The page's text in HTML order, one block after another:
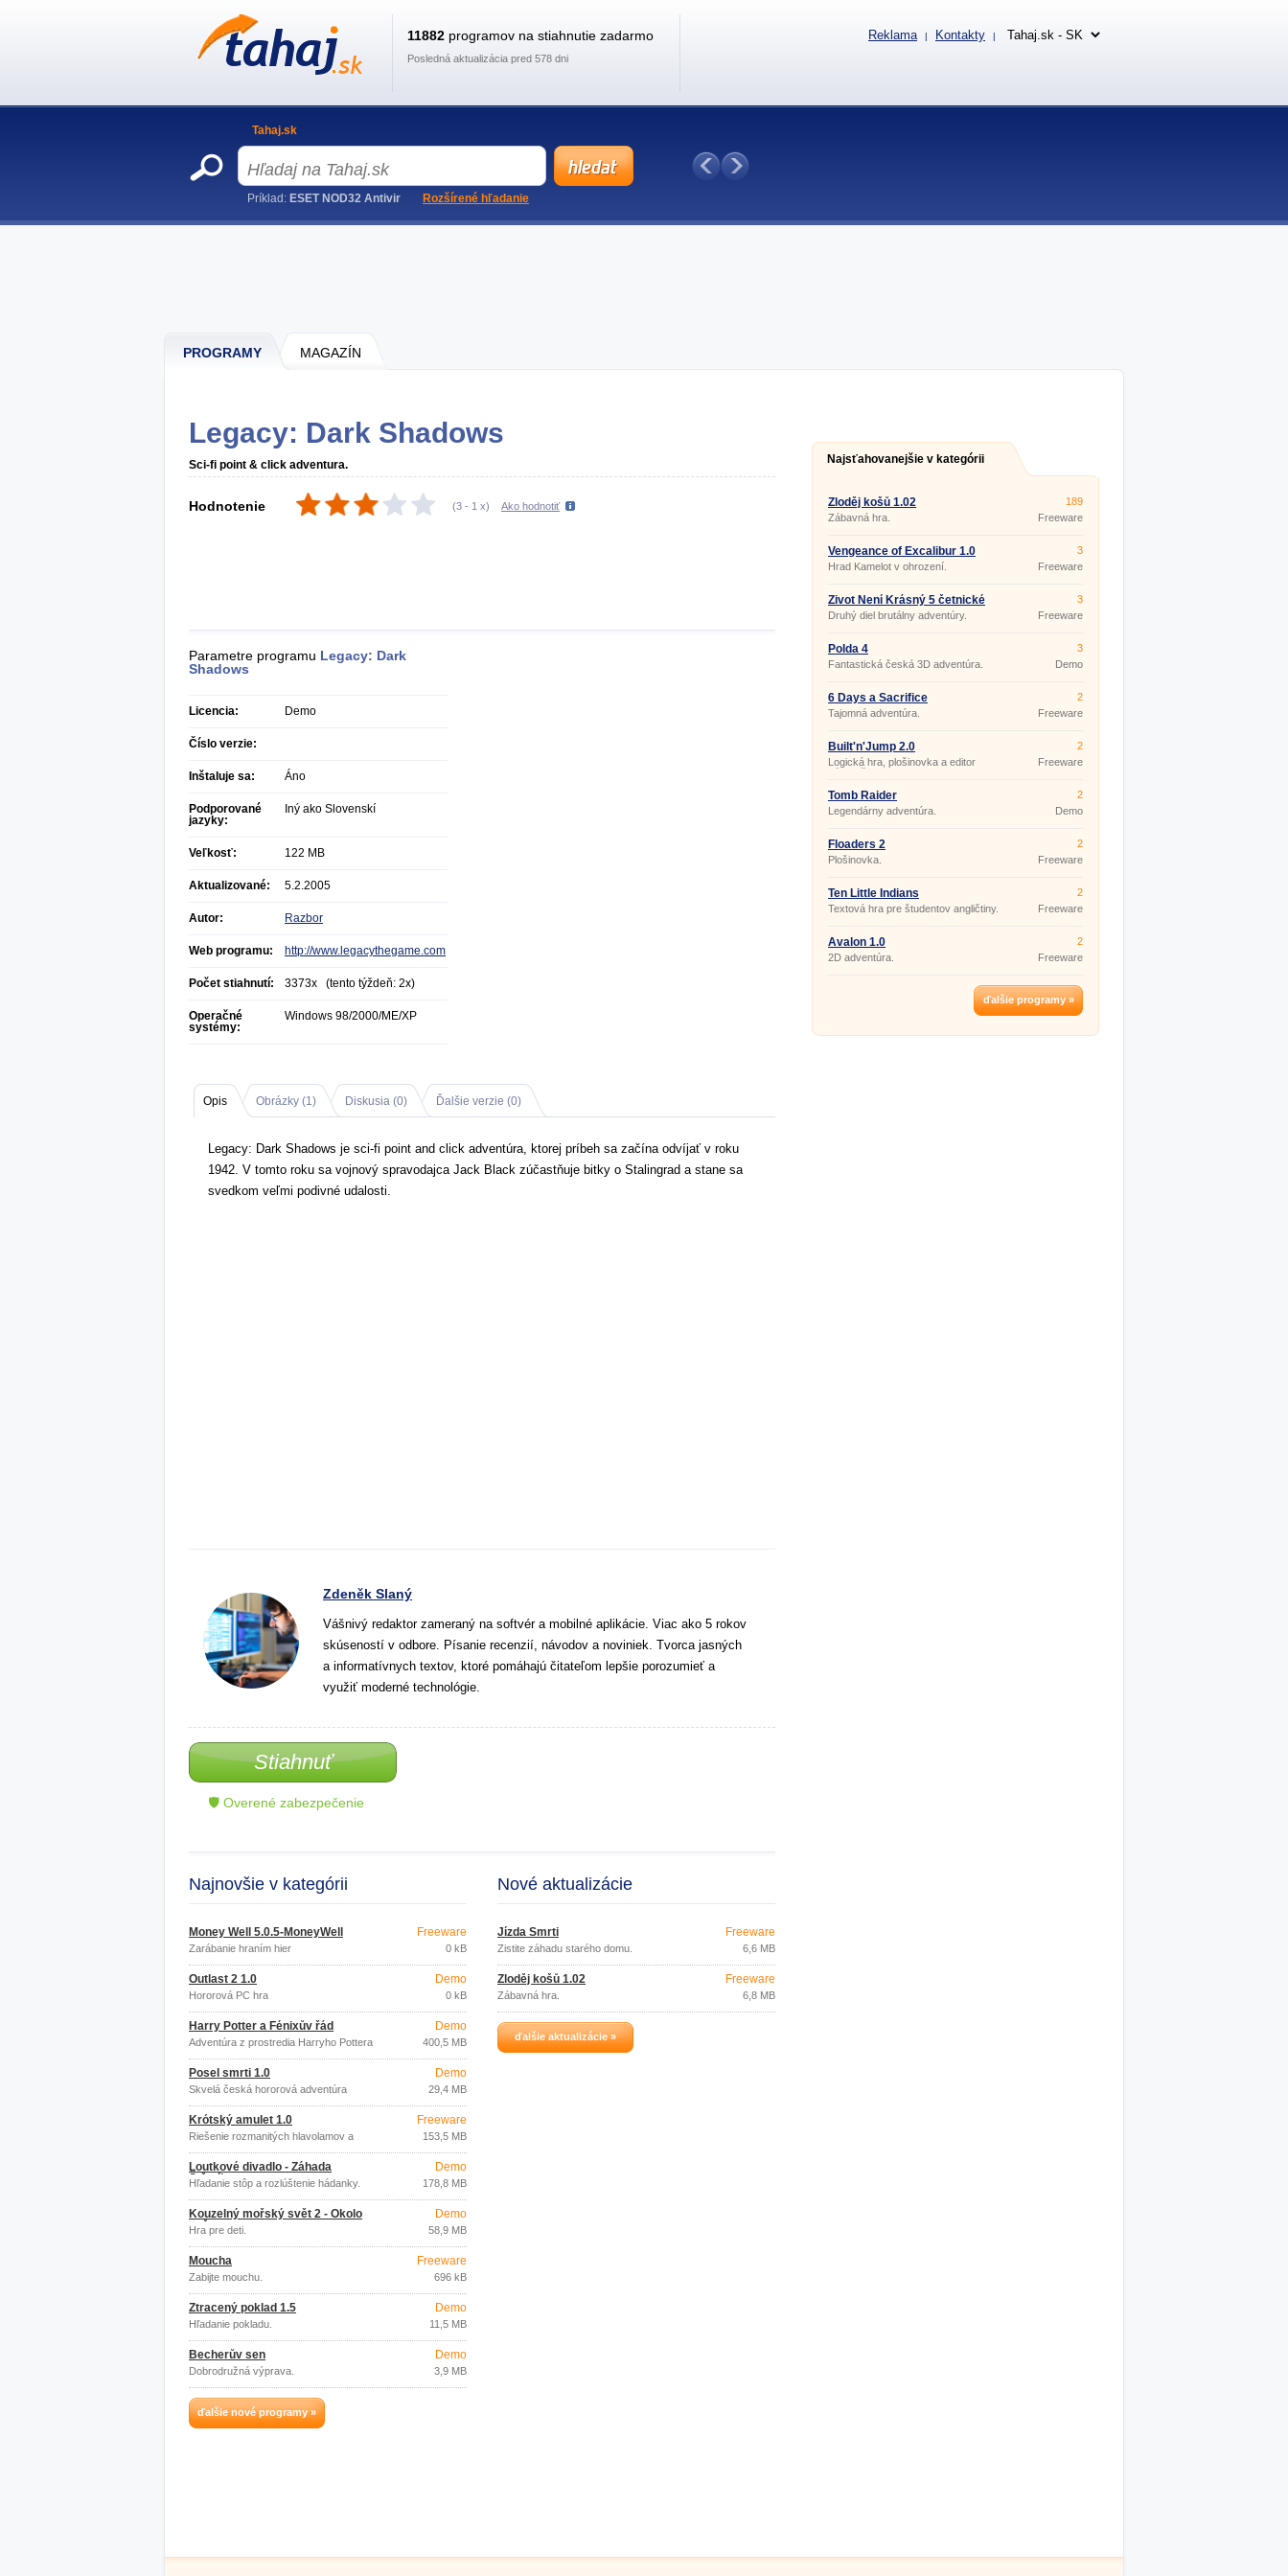
PROGRAMY MAGAZÍN
Legacy: Dark Shadows
Sci-fi point & click adventura.
Hodnotenie (3 - 1 x) Ako hodnotiť
Parametre programu Legacy: Dark
Shadows
Licencia: Demo
Číslo verzie:
Inštaluje sa: Áno
Podporované
jazyky:
Iný ako Slovenskí
Veľkosť: 122 MB
Aktualizované: 5.2.2005
Autor: Razbor
Web programu: http://www.legacythegame.com
Počet stiahnutí: 3373x (tento týždeň: 2x)
Operačné
systémy:
Windows 98/2000/ME/XP
Opis Obrázky (1) Diskusia (0) Ďalšie verzie (0)
Legacy: Dark Shadows je sci-fi point and click adventúra, ktorej príbeh sa začína odvíjať v roku
1942. V tomto roku sa vojnový spravodajca Jack Black zúčastňuje bitky o Stalingrad a stane sa
svedkom veľmi podivné udalosti.
Zdeněk Slaný
Vášnivý redaktor zameraný na softvér a mobilné aplikácie. Viac ako 5 rokov
skúseností v odbore. Písanie recenzií, návodov a noviniek. Tvorca jasných
a informatívnych textov, ktoré pomáhajú čitateľom lepšie porozumieť a
využiť moderné technológie.
Stiahnuť
🛡 Overené zabezpečenie
Najnovšie v kategórii
Money Well 5.0.5-MoneyWell
Zarábanie hraním hier
Freeware
0 kB
Outlast 2 1.0
Hororová PC hra
Demo
0 kB
Harry Potter a Fénixův řád
Adventúra z prostredia Harryho Pottera
Demo
400,5 MB
Posel smrti 1.0
Skvelá česká hororová adventúra
Demo
29,4 MB
Krótský amulet 1.0
Riešenie rozmanitých hlavolamov a
Freeware
153,5 MB
Loutkové divadlo - Záhada
Štěstíkova
Hľadanie stôp a rozlúštenie hádanky.
Demo
178,8 MB
Kouzelný mořský svět 2 - Okolo
světa
Hra pre deti.
Demo
58,9 MB
Moucha
Zabijte mouchu.
Freeware
696 kB
Ztracený poklad 1.5
Hľadanie pokladu.
Demo
11,5 MB
Becherův sen
Dobrodružná výprava.
Demo
3,9 MB
ďalšie nové programy »
Nové aktualizácie
Jízda Smrti
Zistite záhadu starého domu.
Freeware
6,6 MB
Zloděj košů 1.02
Zábavná hra.
Freeware
6,8 MB
ďalšie aktualizácie »
Najsťahovanejšie v kategórii
Zloděj košů 1.02
Zábavná hra.
189
Freeware
Vengeance of Excalibur 1.0
Hrad Kamelot v ohrození.
3
Freeware
Život Není Krásný 5 četnické
Humoresky
Druhý diel brutálny adventúry.
3
Freeware
Polda 4
Fantastická česká 3D adventúra.
3
Demo
6 Days a Sacrifice
Tajomná adventúra.
2
Freeware
Built'n'Jump 2.0
Logická hra, plošinovka a editor
zároveň.
2
Freeware
Tomb Raider
Legendárny adventúra.
2
Demo
Floaders 2
Plošinovka.
2
Freeware
Ten Little Indians
Textová hra pre študentov angličtiny.
2
Freeware
Avalon 1.0
2D adventúra.
2
Freeware
ďalšie programy »
11882 programov na stiahnutie zadarmo
Posledná aktualizácia pred 578 dni
Reklama | Kontakty |
Tahaj.sk
Príklad: ESET NOD32 Antivir Rozšírené hľadanie